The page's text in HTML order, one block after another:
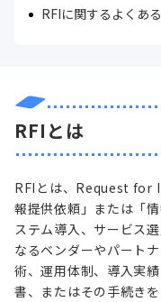
RFIに関するよくある
RFIとは
RFIとは、Request for
報提供依頼」または「
ステム導入、サービス
なるベンダーやパート
術、運用体制、導入実
書、またはその手続きを